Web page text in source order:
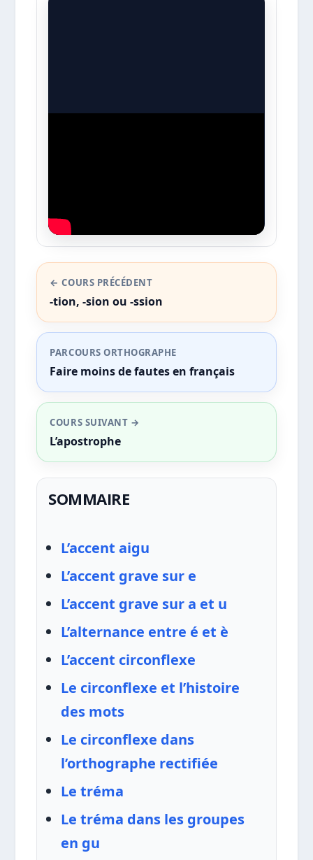
← COURS PRÉCÉDENT
-tion, -sion ou -ssion
PARCOURS ORTHOGRAPHE
Faire moins de fautes en français
COURS SUIVANT →
L’apostrophe
SOMMAIRE
L’accent aigu
L’accent grave sur e
L’accent grave sur a et u
L’alternance entre é et è
L’accent circonflexe
Le circonflexe et l’histoire
des mots
Le circonflexe dans
l’orthographe rectifiée
Le tréma
Le tréma dans les groupes
en gu